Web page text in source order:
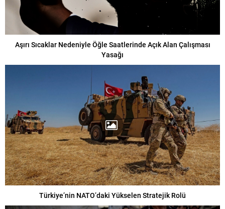
Aşırı Sıcaklar Nedeniyle Öğle Saatlerinde Açık Alan Çalışması
Yasağı
Türkiye’nin NATO’daki Yükselen Stratejik Rolü